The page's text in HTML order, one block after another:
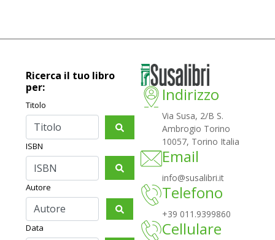
Ricerca il tuo libro
per:
Titolo
ISBN
Autore
Data
Indirizzo
Via Susa, 2/B S.
Ambrogio Torino
10057, Torino Italia
Email
info@susalibri.it
Telefono
+39 011.9399860
Cellulare